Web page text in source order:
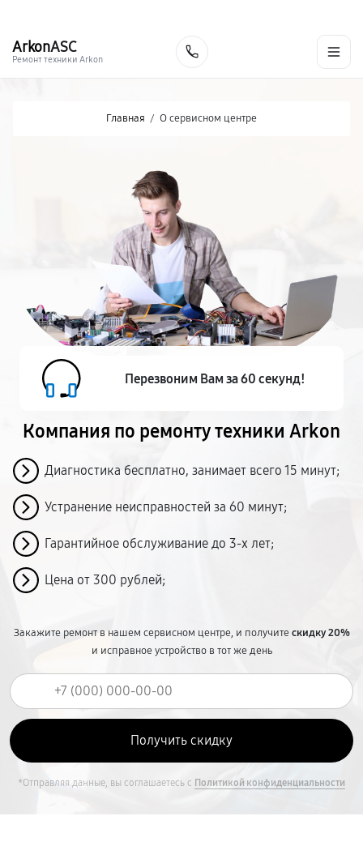
ArkonASC
Ремонт техники Arkon
Главная / О сервисном центре
Компания по ремонтутехники Arkon
Диагностика бесплатно, занимает всего 15 минут;
Устранение неисправностей за 60 минут;
Гарантийное обслуживание до 3-х лет;
Цена от 300 рублей;
Закажите ремонт в нашем сервисном центре, и получитескидку 20%
и исправное устройство в тот же день
*Отправляя данные, вы соглашаетесь с Политикой конфиденциальности
Перезвоним Вам за 60 секунд!